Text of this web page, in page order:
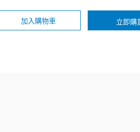
加入購物車 立即購